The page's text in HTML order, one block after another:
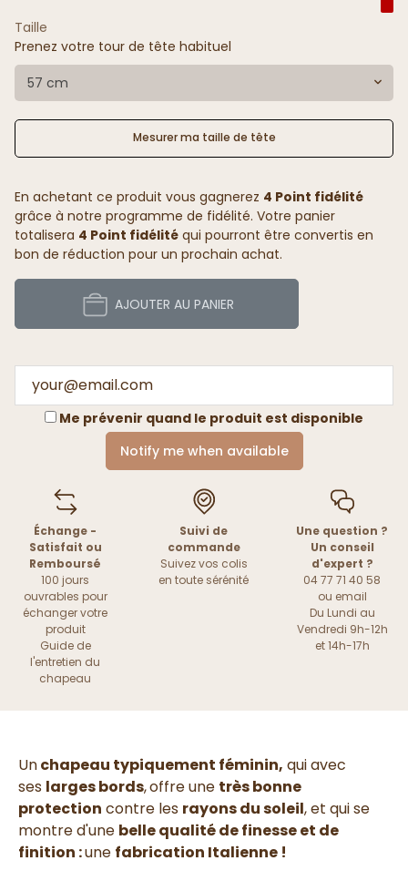
Taille
Prenez votre tour de tête habituel
57 cm
Mesurer ma taille de tête
En achetant ce produit vous gagnerez 4 Point fidélité
grâce à notre programme de fidélité. Votre panier
totalisera 4 Point fidélité qui pourront être convertis en
bon de réduction pour un prochain achat.
AJOUTER AU PANIER
Me prévenir quand le produit est disponible
Notify me when available
Échange -
Satisfait ou
Remboursé
100 jours
ouvrables pour
échanger votre
produit
Guide de
l'entretien du
chapeau
Suivi de
commande
Suivez vos colis
en toute sérénité
Une question ?
Un conseil
d'expert ?
04 77 71 40 58
ou email
Du Lundi au
Vendredi 9h-12h
et 14h-17h
Unchapeau typiquement féminin, qui avec
ses larges bords,offre une très bonne
protection contre les rayons du soleil, et qui se
montre d'une belle qualité de finesse et de
finition :une fabrication Italienne !